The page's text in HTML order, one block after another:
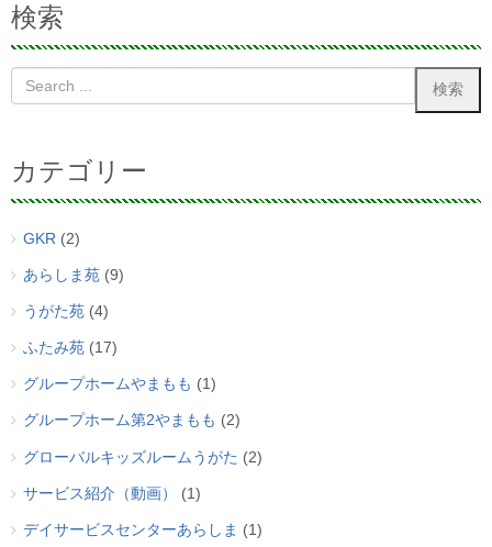
検索
カテゴリー
GKR (2)
あらしま苑 (9)
うがた苑 (4)
ふたみ苑 (17)
グループホームやまもも (1)
グループホーム第2やまもも (2)
グローバルキッズルームうがた (2)
サービス紹介（動画） (1)
デイサービスセンターあらしま (1)